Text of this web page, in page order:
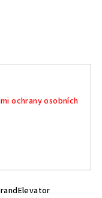
ochrany osobních